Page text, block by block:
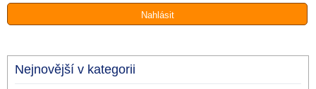
Nejnovější v kategorii